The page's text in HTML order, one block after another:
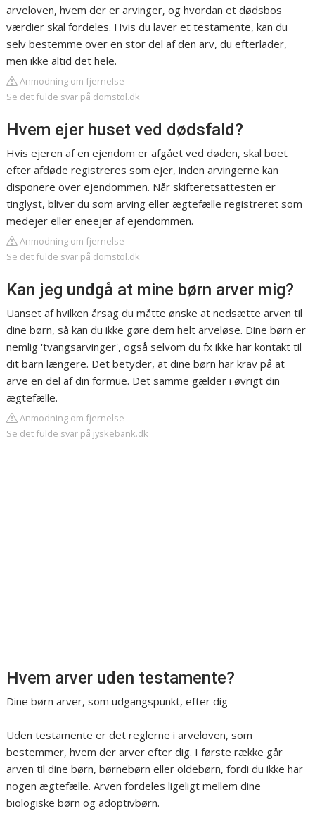
arveloven, hvem der er arvinger, og hvordan et dødsbos
værdier skal fordeles. Hvis du laver et testamente, kan du
selv bestemme over en stor del af den arv, du efterlader,
men ikke altid det hele.
Anmodning om fjernelse
Se det fulde svar på domstol.dk
Hvem ejer huset ved dødsfald?
Hvis ejeren af en ejendom er afgået ved døden, skal boet
efter afdøde registreres som ejer, inden arvingerne kan
disponere over ejendommen. Når skifteretsattesten er
tinglyst, bliver du som arving eller ægtefælle registreret som
medejer eller eneejer af ejendommen.
Anmodning om fjernelse
Se det fulde svar på domstol.dk
Kan jeg undgå at mine børn arver mig?
Uanset af hvilken årsag du måtte ønske at nedsætte arven til
dine børn, så kan du ikke gøre dem helt arveløse. Dine børn er
nemlig 'tvangsarvinger', også selvom du fx ikke har kontakt til
dit barn længere. Det betyder, at dine børn har krav på at
arve en del af din formue. Det samme gælder i øvrigt din
ægtefælle.
Anmodning om fjernelse
Se det fulde svar på jyskebank.dk
Hvem arver uden testamente?
Dine børn arver, som udgangspunkt, efter dig
Uden testamente er det reglerne i arveloven, som
bestemmer, hvem der arver efter dig. I første række går
arven til dine børn, børnebørn eller oldebørn, fordi du ikke har
nogen ægtefælle. Arven fordeles ligeligt mellem dine
biologiske børn og adoptivbørn.